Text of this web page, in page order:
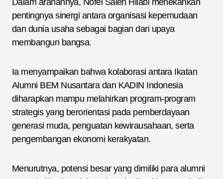
Dalam arahannya, Nofel Saleh Hilabi menekankan
pentingnya sinergi antara organisasi kepemudaan
dan dunia usaha sebagai bagian dari upaya
membangun bangsa.
Ia menyampaikan bahwa kolaborasi antara Ikatan
Alumni BEM Nusantara dan KADIN Indonesia
diharapkan mampu melahirkan program-program
strategis yang berorientasi pada pemberdayaan
generasi muda, penguatan kewirausahaan, serta
pengembangan ekonomi kerakyatan.
Menurutnya, potensi besar yang dimiliki para alumni